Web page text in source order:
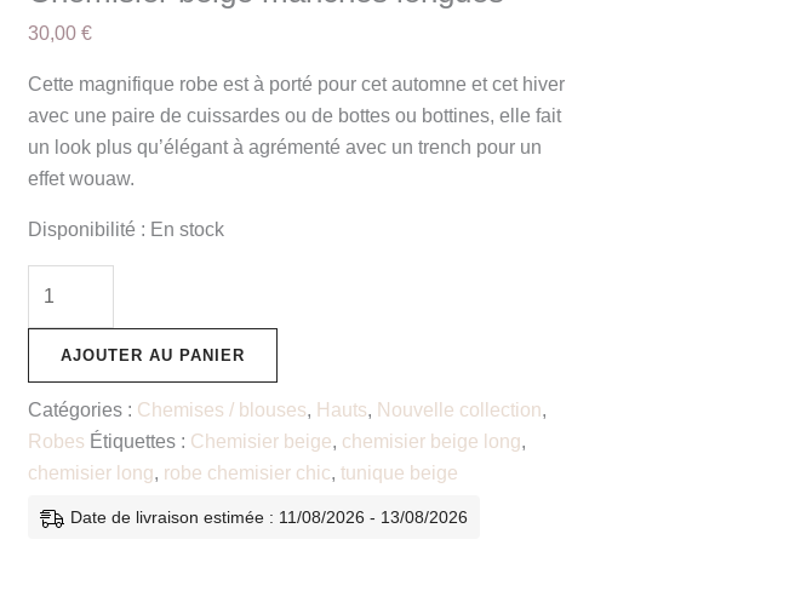
30,00€
Cette magnifique robe est à porté pour cet automne et cet hiver
avec une paire de cuissardes ou de bottes ou bottines, elle fait
un look plus qu’élégant à agrémenté avec un trench pour un
effet wouaw.
Disponibilité : En stock
AJOUTER AU PANIER
Catégories : Chemises / blouses, Hauts, Nouvelle collection,
Robes Étiquettes : Chemisier beige, chemisier beige long,
chemisier long, robe chemisier chic,tunique beige
Date de livraison estimée : 11/08/2026 - 13/08/2026